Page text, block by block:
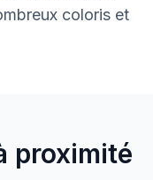
coloris et
proximité